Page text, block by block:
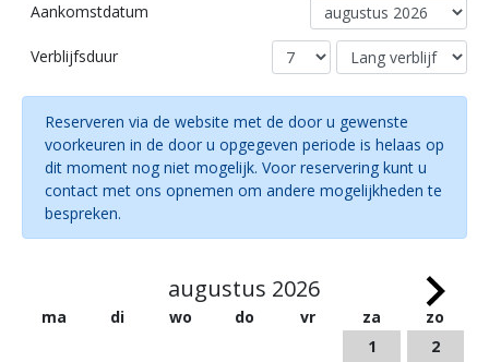
Aankomstdatum
Verblijfsduur
Reserveren via de website met de door u gewenste
voorkeuren in de door u opgegeven periode is helaas op
dit moment nog niet mogelijk. Voor reservering kunt u
contact met ons opnemen om andere mogelijkheden te
bespreken.
augustus 2026
ma di wo do vr za
zo
1
2